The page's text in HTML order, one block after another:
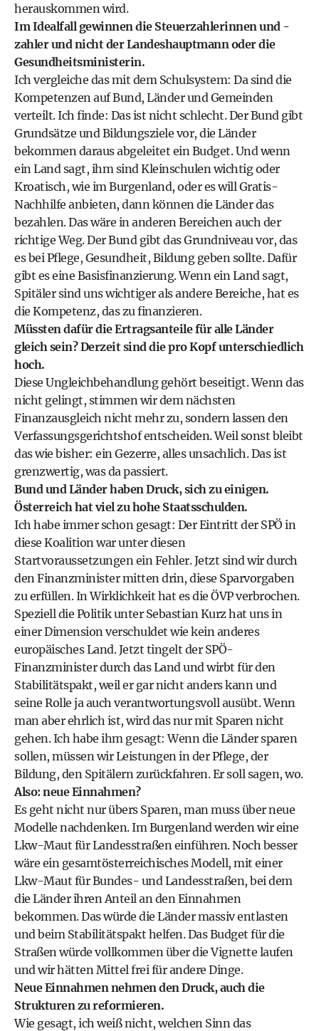
herauskommen wird.
Im Idealfall gewinnen die Steuerzahlerinnen und -
zahler und nicht der Landeshauptmann oder die
Gesundheitsministerin.
Ich vergleiche das mit dem Schulsystem: Da sind die
Kompetenzen auf Bund, Länder und Gemeinden
verteilt. Ich finde: Das ist nicht schlecht. Der Bund gibt
Grundsätze und Bildungsziele vor, die Länder
bekommen daraus abgeleitet ein Budget. Und wenn
ein Land sagt, ihm sind Kleinschulen wichtig oder
Kroatisch, wie im Burgenland, oder es will Gratis-
Nachhilfe anbieten, dann können die Länder das
bezahlen. Das wäre in anderen Bereichen auch der
richtige Weg. Der Bund gibt das Grundniveau vor, das
es bei Pflege, Gesundheit, Bildung geben sollte. Dafür
gibt es eine Basisfinanzierung. Wenn ein Land sagt,
Spitäler sind uns wichtiger als andere Bereiche, hat es
die Kompetenz, das zu finanzieren.
Müssten dafür die Ertragsanteile für alle Länder
gleich sein? Derzeit sind die pro Kopf unterschiedlich
hoch.
Diese Ungleichbehandlung gehört beseitigt. Wenn das
nicht gelingt, stimmen wir dem nächsten
Finanzausgleich nicht mehr zu, sondern lassen den
Verfassungsgerichtshof entscheiden. Weil sonst bleibt
das wie bisher: ein Gezerre, alles unsachlich. Das ist
grenzwertig, was da passiert.
Bund und Länder haben Druck, sich zu einigen.
Österreich hat viel zu hohe Staatsschulden.
Ich habe immer schon gesagt: Der Eintritt der SPÖ in
diese Koalition war unter diesen
Startvoraussetzungen ein Fehler. Jetzt sind wir durch
den Finanzminister mitten drin, diese Sparvorgaben
zu erfüllen. In Wirklichkeit hat es die ÖVP verbrochen.
Speziell die Politik unter Sebastian Kurz hat uns in
einer Dimension verschuldet wie kein anderes
europäisches Land. Jetzt tingelt der SPÖ-
Finanzminister durch das Land und wirbt für den
Stabilitätspakt, weil er gar nicht anders kann und
seine Rolle ja auch verantwortungsvoll ausübt. Wenn
man aber ehrlich ist, wird das nur mit Sparen nicht
gehen. Ich habe ihm gesagt: Wenn die Länder sparen
sollen, müssen wir Leistungen in der Pflege, der
Bildung, den Spitälern zurückfahren. Er soll sagen, wo.
Also: neue Einnahmen?
Es geht nicht nur übers Sparen, man muss über neue
Modelle nachdenken. Im Burgenland werden wir eine
Lkw-Maut für Landesstraßen einführen. Noch besser
wäre ein gesamtösterreichisches Modell, mit einer
Lkw-Maut für Bundes- und Landesstraßen, bei dem
die Länder ihren Anteil an den Einnahmen
bekommen. Das würde die Länder massiv entlasten
und beim Stabilitätspakt helfen. Das Budget für die
Straßen würde vollkommen über die Vignette laufen
und wir hätten Mittel frei für andere Dinge.
Neue Einnahmen nehmen den Druck, auch die
Strukturen zu reformieren.
Wie gesagt, ich weiß nicht, welchen Sinn das